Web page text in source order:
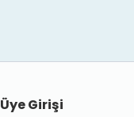
Üye Girişi